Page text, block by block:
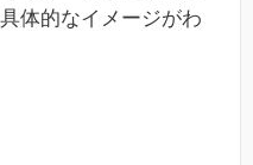
体的なイメージがわ